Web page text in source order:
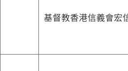
基督教香港信義會宏